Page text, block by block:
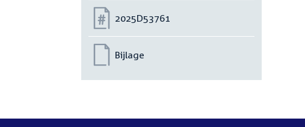
Nummer:
2025D53761
Bijlage